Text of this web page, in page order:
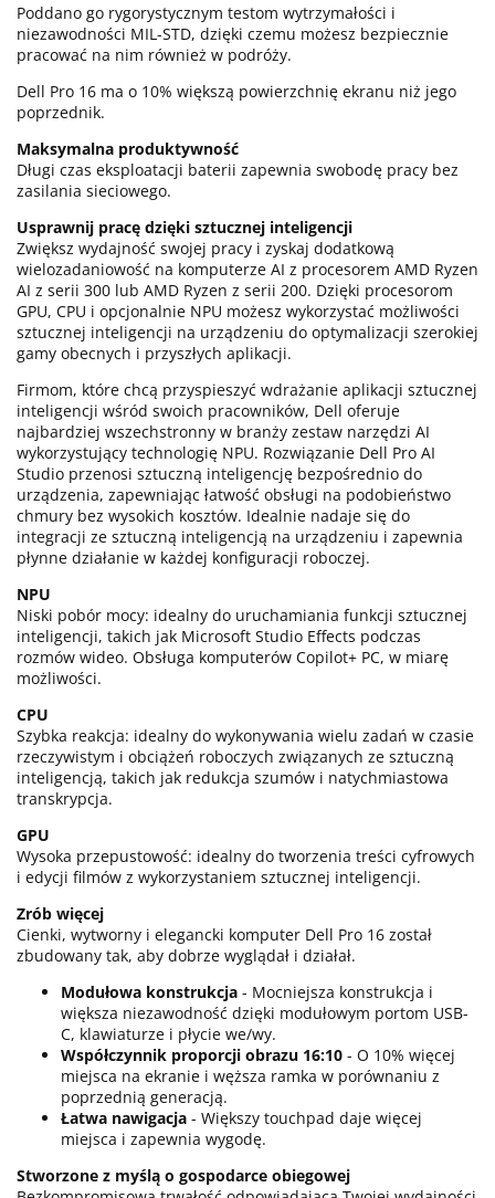
Poddano go rygorystycznym testom wytrzymałości i
niezawodności MIL-STD, dzięki czemu możesz bezpiecznie
pracować na nim również w podróży.
Dell Pro 16 ma o 10% większą powierzchnię ekranu niż jego
poprzednik.
Maksymalna produktywność
Długi czas eksploatacji baterii zapewnia swobodę pracy bez
zasilania sieciowego.
Usprawnij pracę dzięki sztucznej inteligencji
Zwiększ wydajność swojej pracy i zyskaj dodatkową
wielozadaniowość na komputerze AI z procesorem AMD Ryzen
AI z serii 300 lub AMD Ryzen z serii 200. Dzięki procesorom
GPU, CPU i opcjonalnie NPU możesz wykorzystać możliwości
sztucznej inteligencji na urządzeniu do optymalizacji szerokiej
gamy obecnych i przyszłych aplikacji.
Firmom, które chcą przyspieszyć wdrażanie aplikacji sztucznej
inteligencji wśród swoich pracowników, Dell oferuje
najbardziej wszechstronny w branży zestaw narzędzi AI
wykorzystujący technologię NPU. Rozwiązanie Dell Pro AI
Studio przenosi sztuczną inteligencję bezpośrednio do
urządzenia, zapewniając łatwość obsługi na podobieństwo
chmury bez wysokich kosztów. Idealnie nadaje się do
integracji ze sztuczną inteligencją na urządzeniu i zapewnia
płynne działanie w każdej konfiguracji roboczej.
NPU
Niski pobór mocy: idealny do uruchamiania funkcji sztucznej
inteligencji, takich jak Microsoft Studio Effects podczas
rozmów wideo. Obsługa komputerów Copilot+ PC, w miarę
możliwości.
CPU
Szybka reakcja: idealny do wykonywania wielu zadań w czasie
rzeczywistym i obciążeń roboczych związanych ze sztuczną
inteligencją, takich jak redukcja szumów i natychmiastowa
transkrypcja.
GPU
Wysoka przepustowość: idealny do tworzenia treści cyfrowych
i edycji filmów z wykorzystaniem sztucznej inteligencji.
Zrób więcej
Cienki, wytworny i elegancki komputer Dell Pro 16 został
zbudowany tak, aby dobrze wyglądał i działał.
Modułowa konstrukcja - Mocniejsza konstrukcja i
większa niezawodność dzięki modułowym portom USB-
C, klawiaturze i płycie we/wy.
Współczynnik proporcji obrazu 16:10 - O 10% więcej
miejsca na ekranie i węższa ramka w porównaniu z
poprzednią generacją.
Łatwa nawigacja - Większy touchpad daje więcej
miejsca i zapewnia wygodę.
Stworzone z myślą o gospodarce obiegowej